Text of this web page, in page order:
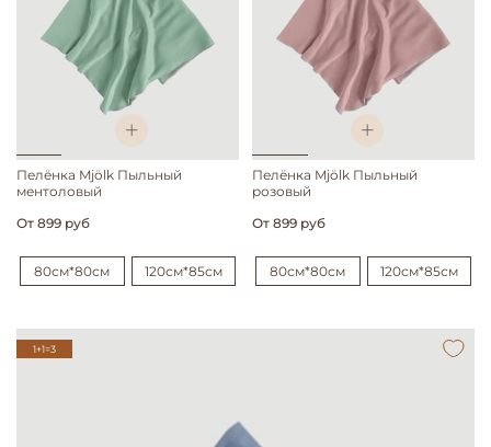
Пелёнка Mjölk Пыльный
ментоловый
От 899 руб
80см*80см 120см*85см
Пелёнка Mjölk Пыльный
розовый
От 899 руб
80см*80см 120см*85см
1+1=3